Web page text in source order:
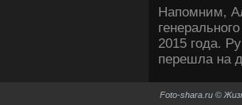
Напомним,
2015 года.
перешла на
Foto-shara.ru ©